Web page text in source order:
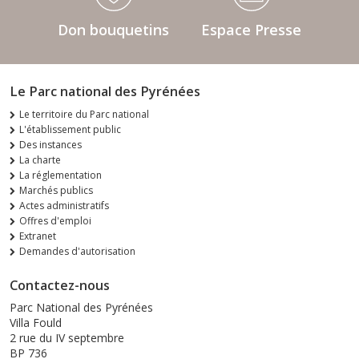
Don bouquetins Espace Presse
Le Parc national des Pyrénées
Le territoire du Parc national
L'établissement public
Des instances
La charte
La réglementation
Marchés publics
Actes administratifs
Offres d'emploi
Extranet
Demandes d'autorisation
Contactez-nous
Parc National des Pyrénées
Villa Fould
2 rue du IV septembre
BP 736